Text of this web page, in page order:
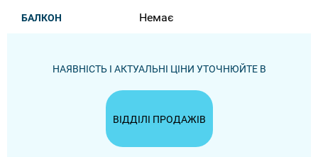
БАЛКОН Немає
НАЯВНІСТЬ І АКТУАЛЬНІ ЦІНИ УТОЧНЮЙТЕ В
ВІДДІЛІ ПРОДАЖІВ